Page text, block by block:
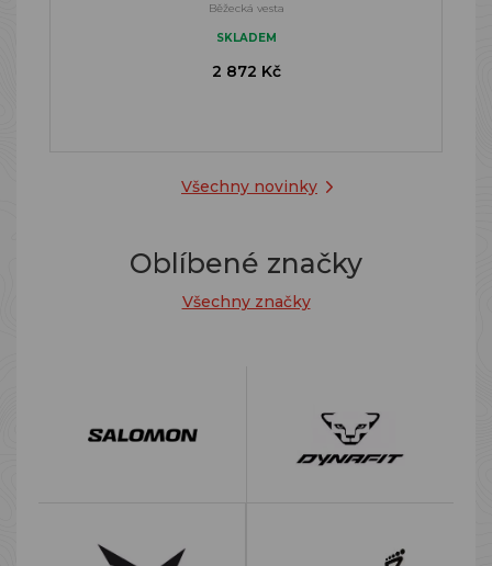
Všechny novinky
Běžecká vesta
SKLADEM
2 872 Kč
Oblíbené značky
Všechny značky